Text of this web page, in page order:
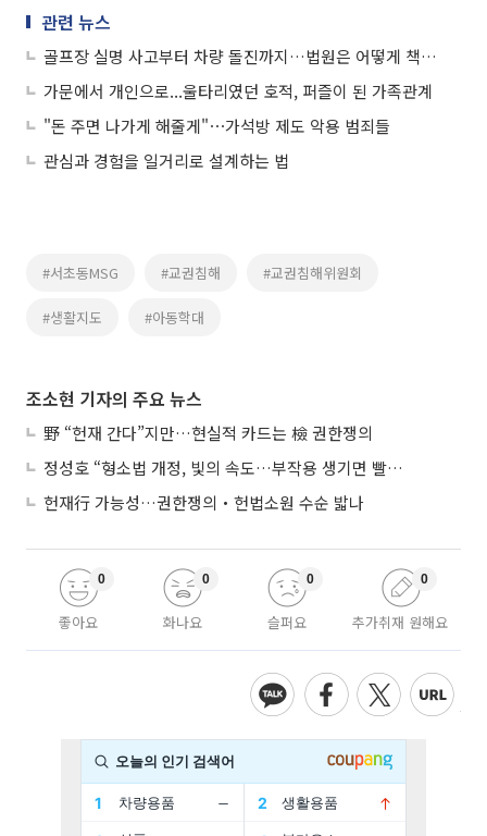
관련 뉴스
골프장 실명 사고부터 차량 돌진까지…법원은 어떻게 책임 가를까?
가문에서 개인으로...울타리였던 호적, 퍼즐이 된 가족관계
"돈 주면 나가게 해줄게"⋯가석방 제도 악용 범죄들
관심과 경험을 일거리로 설계하는 법
#서초동MSG #교권침해 #교권침해위원회
#생활지도 #아동학대
조소현 기자의 주요 뉴스
野 “헌재 간다”지만…현실적 카드는 檢 권한쟁의
정성호 “형소법 개정, 빛의 속도…부작용 생기면 빨리 고쳐야”
헌재行 가능성…권한쟁의‧헌법소원 수순 밟나
좋아요
0
화나요
0
슬퍼요
0
추가취재 원해요
0